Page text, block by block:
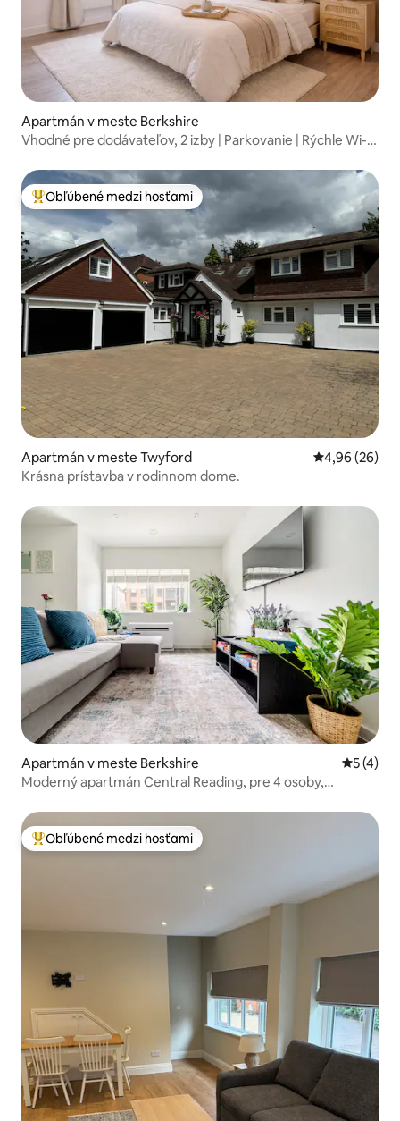
Apartmán v meste Berkshire
Vhodné pre dodávateľov, 2 izby | Parkovanie | Rýchle Wi-Fi
Najobľúbenejšie medzi hosťami
Obľúbené medzi hosťami
Apartmán v meste Twyford Priemerné
4,96 (26)
Krásna prístavba v rodinnom dome.
Apartmán v meste Berkshire
5 (4)
Moderný apartmán Central Reading, pre 4 osoby,
Najobľúbenejšie medzi hosťami
Obľúbené medzi hosťami